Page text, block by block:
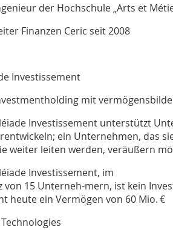
der Hochschule „Arts et
Finanzen Ceric seit 2008
Investissement
mit
Investissement unterstützt
ein Unternehmen, das
weiter leiten werden, veräußern
Investissement, im
von 15 Unterneh­-mern, ist kein
heute ein Vermögen von 60 Mio. €